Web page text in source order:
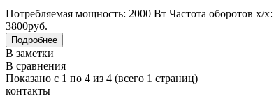
Потребляемая мощность: 2000 Вт Частота оборотов
3800руб.
В заметки
В сравнения
Показано с 1 по 4 из 4 (всего 1 страниц)
контакты